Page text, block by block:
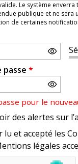
Le système
publique et ne
de certaines
passe *
pour le
des alertes sur
lu et accepté les
légales